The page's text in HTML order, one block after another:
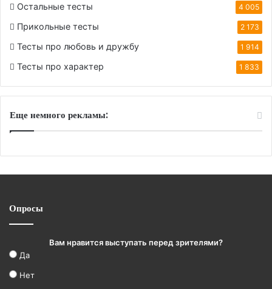
Остальные тесты 4 005
Прикольные тесты 2 173
Тесты про любовь и дружбу 1 914
Тесты про характер 1 833
Еще немного рекламы:
Опросы
Вам нравится выступать перед зрителями?
Да
Нет